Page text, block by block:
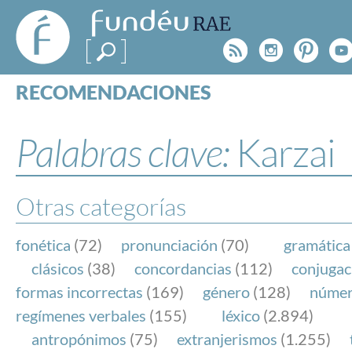
FundéuRAE
- Fundación
del Español
Urgente
Rss
RECOMENDACIONES
ESPECIALES
BLOG
NOTICIAS
SOBRE LA FUNDÉURAE
FundéuRAE es una fundación patrocinada por la
y la Real Academia Española, cuyo objetivo es
el buen uso del español en los medios de
Internet.
Palabras clave: Karzai
Otras categorías
fonética (72) pronunciación (70) gramática
clásicos (38) concordancias (112)
formas incorrectas (169) género (128)
regímenes verbales (155) léxico (2.894)
antropónimos (75) extranjerismos (1.255)